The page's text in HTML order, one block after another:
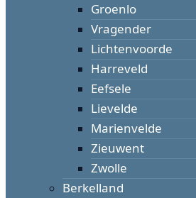
Groenlo
Vragender
Lichtenvoorde
Harreveld
Eefsele
Lievelde
Marienvelde
Zieuwent
Zwolle
Berkelland